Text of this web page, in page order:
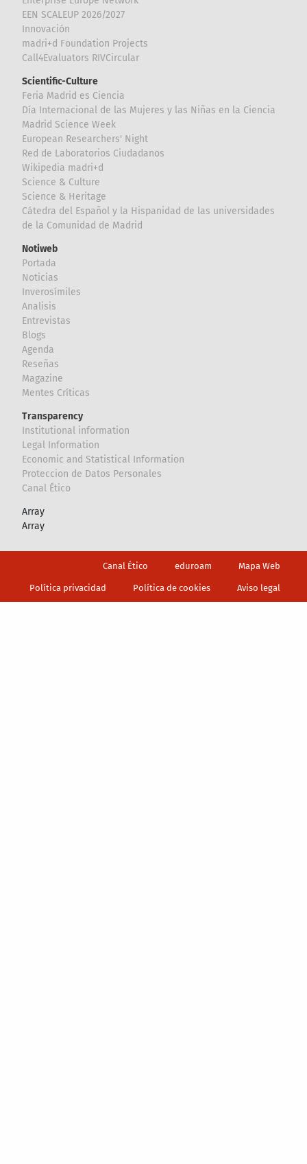
EEN SCALEUP 2026/2027
Innovación
madri+d Foundation Projects
Call4Evaluators RIVCircular
Scientific-Culture
Feria Madrid es Ciencia
Día Internacional de las Mujeres y las Niñas en la Ciencia
Madrid Science Week
European Researchers' Night
Red de Laboratorios Ciudadanos
Wikipedia madri+d
Science & Culture
Science & Heritage
Cátedra del Español y la Hispanidad de las universidades
de la Comunidad de Madrid
Notiweb
Portada
Noticias
Inverosímiles
Analisis
Entrevistas
Blogs
Agenda
Reseñas
Magazine
Mentes Críticas
Transparency
Institutional information
Legal Information
Economic and Statistical Information
Proteccion de Datos Personales
Canal Ético
Array
Array
Canal Ético eduroam Mapa Web
Política privacidad Política de cookies Aviso legal